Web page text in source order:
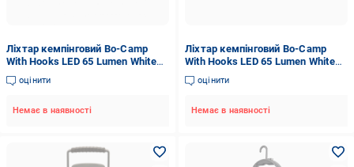
Ліхтар кемпінговий Bo-Camp
With Hooks LED 65 Lumen White
(5818796)
оцінити
Немає в наявності
Ліхтар кемпінговий Bo-Camp
With Hooks LED 65 Lumen White
(5818796)
оцінити
Немає в наявності